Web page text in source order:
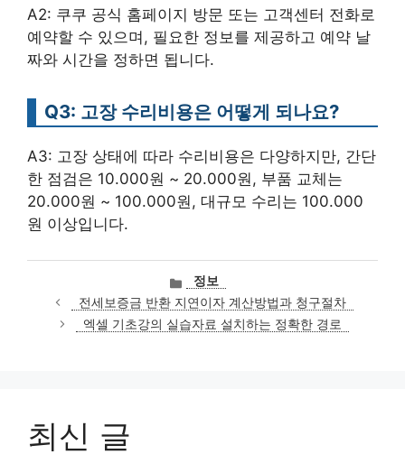
A2: 쿠쿠 공식 홈페이지 방문 또는 고객센터 전화로
예약할 수 있으며, 필요한 정보를 제공하고 예약 날
짜와 시간을 정하면 됩니다.
Q3: 고장 수리비용은 어떻게 되나요?
A3: 고장 상태에 따라 수리비용은 다양하지만, 간단
한 점검은 10.000원 ~ 20.000원, 부품 교체는
20.000원 ~ 100.000원, 대규모 수리는 100.000
원 이상입니다.
카
테
고
리
정보
전세보증금 반환 지연이자 계산방법과 청구절차
엑셀 기초강의 실습자료 설치하는 정확한 경로
최신 글